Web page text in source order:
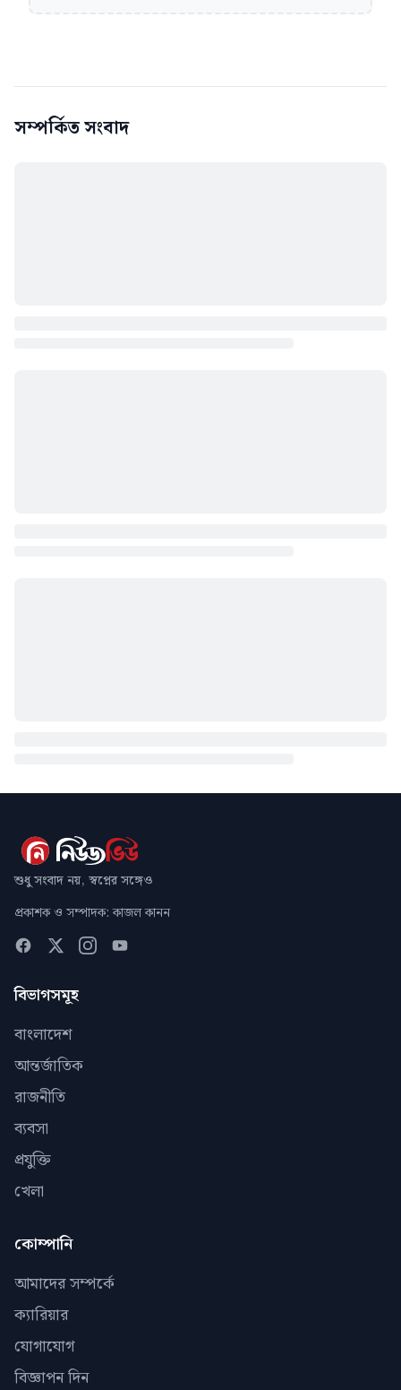
সম্পর্কিত সংবাদ
শুধু সংবাদ নয়, স্বপ্নের সঙ্গেও
প্রকাশক ও সম্পাদক: কাজল কানন
বিভাগসমূহ
বাংলাদেশ
আন্তর্জাতিক
রাজনীতি
ব্যবসা
প্রযুক্তি
খেলা
কোম্পানি
আমাদের সম্পর্কে
ক্যারিয়ার
যোগাযোগ
বিজ্ঞাপন দিন